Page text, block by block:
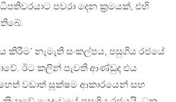
පවරා දෙන ක‍්‍රමයක්, එහි
කිරීම’ නැමැති සංකල්පය, පසුගිය රජයේ
ඊට කලින් පැවති ආණ්ඩුද එය
වඩාත් සූක්ෂම ආකාරයෙන් සහ